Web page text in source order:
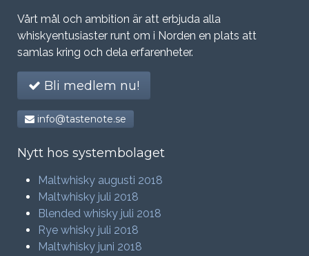
Vårt mål och ambition är att erbjuda alla
whiskyentusiaster runt om i Norden en plats att
samlas kring och dela erfarenheter.
Bli medlem nu!
info@tastenote.se
Nytt hos systembolaget
Maltwhisky augusti 2018
Maltwhisky juli 2018
Blended whisky juli 2018
Rye whisky juli 2018
Maltwhisky juni 2018